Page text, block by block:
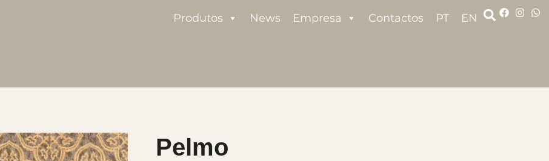
Produtos News Empresa Contactos PT EN
Pelmo